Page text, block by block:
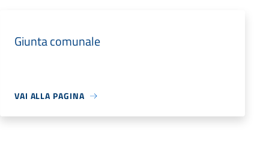
Giunta comunale
VAI ALLA PAGINA